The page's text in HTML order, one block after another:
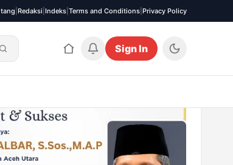
Redaksi Indeks Terms and Conditions Privacy Policy
Sign In